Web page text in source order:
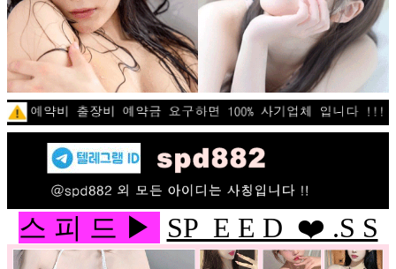
스 피 드 ▶ SP E E D ❤️ .S S